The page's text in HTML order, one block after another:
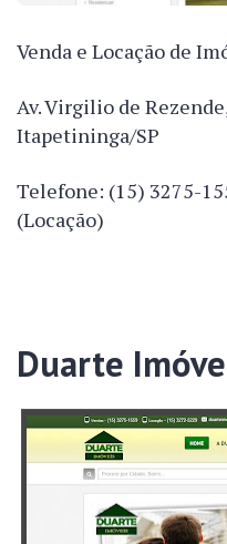
Venda e Locação de
Av. Virgilio de
Itapetininga/SP
Telefone: (15) 3275-
(Locação)
Duarte